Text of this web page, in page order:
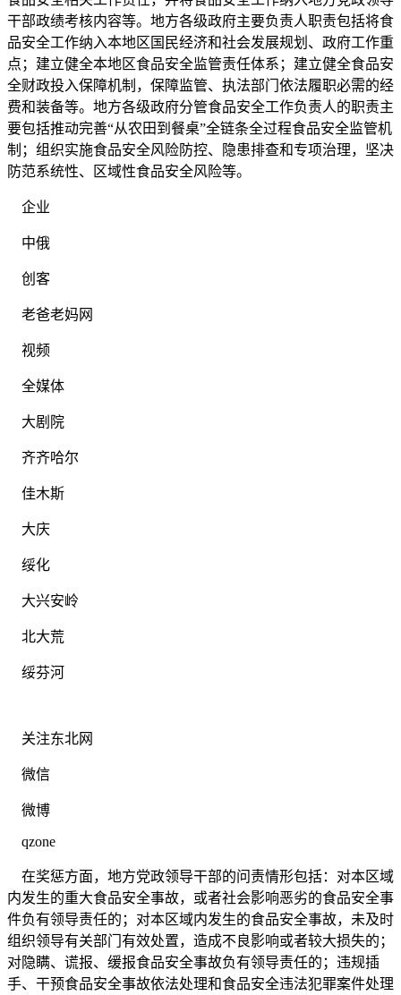
干部政绩考核内容等。地方各级政府主要负责人职责包括将食
品安全工作纳入本地区国民经济和社会发展规划、政府工作重
点；建立健全本地区食品安全监管责任体系；建立健全食品安
全财政投入保障机制，保障监管、执法部门依法履职必需的经
费和装备等。地方各级政府分管食品安全工作负责人的职责主
要包括推动完善“从农田到餐桌”全链条全过程食品安全监管机
制；组织实施食品安全风险防控、隐患排查和专项治理，坚决
防范系统性、区域性食品安全风险等。
企业
中俄
创客
老爸老妈网
视频
全媒体
大剧院
齐齐哈尔
佳木斯
大庆
绥化
大兴安岭
北大荒
绥芬河
关注东北网
微信
微博
qzone
在奖惩方面，地方党政领导干部的问责情形包括：对本区域
内发生的重大食品安全事故，或者社会影响恶劣的食品安全事
件负有领导责任的；对本区域内发生的食品安全事故，未及时
组织领导有关部门有效处置，造成不良影响或者较大损失的；
对隐瞒、谎报、缓报食品安全事故负有领导责任的；违规插
手、干预食品安全事故依法处理和食品安全违法犯罪案件处理